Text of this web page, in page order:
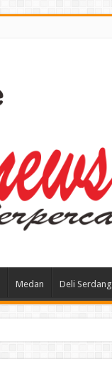
Medan Deli Serdang